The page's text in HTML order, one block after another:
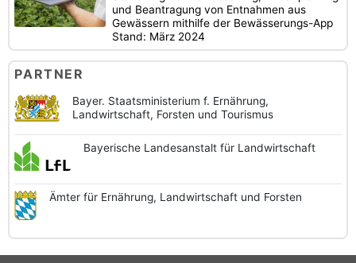
und Beantragung von Entnahmen aus
Gewässern mithilfe der Bewässerungs-App
Stand: März 2024
PARTNER
Bayer. Staatsministerium f. Ernährung,
Landwirtschaft, Forsten und Tourismus
Bayerische Landesanstaltfür Landwirtschaft
Ämter für Ernährung, Landwirtschaft und Forsten